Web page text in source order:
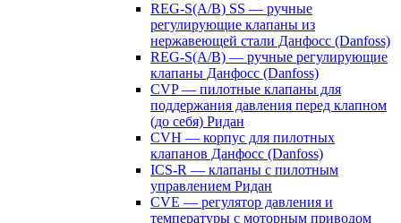
REG-S(A/B) SS — ручные
регулирующие клапаны из
нержавеющей стали Данфосс (Danfoss)
REG-S(A/B) — ручные регулирующие
клапаны Данфосс (Danfoss)
CVP — пилотные клапаны для
поддержания давления перед клапном
(до себя) Ридан
CVH — корпус для пилотных
клапанов Данфосс (Danfoss)
ICS-R — клапаны с пилотным
управлением Ридан
CVE — регулятор давления и
температуры с моторным приводом